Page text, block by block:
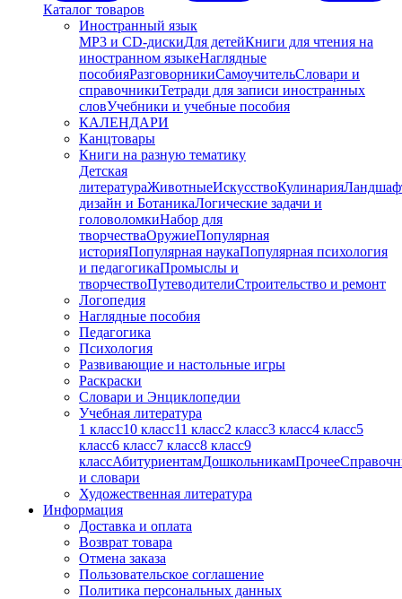
Каталог товаров
Иностранный язык
MP3 и CD-дискиДля детейКниги для чтения на
иностранном языкеНаглядные
пособияРазговорникиСамоучительСловари и
справочникиТетради для записи иностранных
словУчебники и учебные пособия
КАЛЕНДАРИ
Канцтовары
Книги на разную тематику
Детская
литератураЖивотныеИскусствоКулинария
дизайн и БотаникаЛогические задачи и
головоломкиНабор для
творчестваОружиеПопулярная
историяПопулярная наукаПопулярная психология
и педагогикаПромыслы и
творчествоПутеводителиСтроительство и ремонт
Логопедия
Наглядные пособия
Педагогика
Психология
Развивающие и настольные игры
Раскраски
Словари и Энциклопедии
Учебная литература
1 класс10 класс11 класс2 класс3 класс4 класс5
класс6 класс7 класс8 класс9
классАбитуриентамДошкольникамПрочее
и словари
Художественная литература
Информация
Доставка и оплата
Возврат товара
Отмена заказа
Пользовательское соглашение
Политика персональных данных